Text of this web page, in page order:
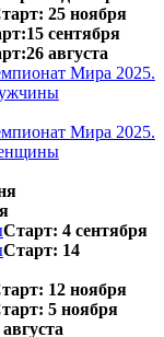
25 ноября
сентября
августа
Мира 2025.
Мира 2025.
Старт: 4 сентября
Старт: 14
12 ноября
5 ноября